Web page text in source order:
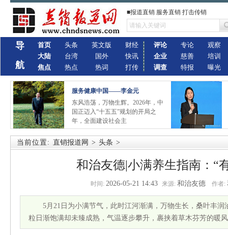
■报道直销 服务直销 打击传销
导
航
首页
大陆
焦点
头条
台湾
热点
英文版
国外
热词
财经
快讯
打传
评论
企业
调查
专论
慈善
特报
观察
培训
曝光
服务健康中国——李金元
东风浩荡，万物生辉。2026年，中
国正迈入“十五五”规划的开局之
年，全面建设社会主
当前位置: 直销报道网 > 头条 >
和治友德|小满养生指南：“
时间: 2026-05-21 14:43 来源: 和治友德 作者:
5月21日为小满节气，此时江河渐满，万物生长，桑叶丰
粒日渐饱满却未臻成熟，气温逐步攀升，裹挟着草木芬芳的暖